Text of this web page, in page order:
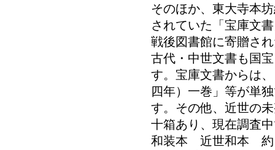
そのほか、東大寺本
されていた「宝庫文
戦後図書館に寄贈さ
古代・中世文書も国
す。宝庫文書からは
四年）一巻」等が単
す。その他、近世の
十箱あり、現在調査
和装本 近世和本